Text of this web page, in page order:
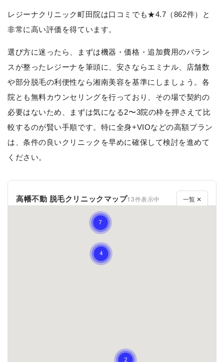
レジーナクリニック町田院は口コミでも★4.7（862件）と
非常に高い評価を得ています。
選び方に迷ったら、まずは機器・価格・追加費用のバラン
スが整ったレジーナを筆頭に、安さならエミナル、店舗数
や部分脱毛の利便性なら湘南美容を基準にしましょう。各
院とも無料カウンセリングを行っており、その場で契約の
必要はないため、まずは気になる2〜3院の枠を押さえて比
較するのが賢い手順です。特に全身+VIOなどの高額プラン
は、条件の良いクリニックを早めに確保して検討を進めて
ください。
高幡不動 脱毛クリニックマップ13件表示中 一覧 ✕